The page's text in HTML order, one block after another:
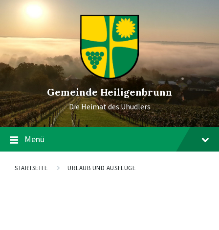
Gemeinde Heiligenbrunn
Die Heimat des Uhudlers
Menü
STARTSEITE URLAUB UND AUSFLÜGE